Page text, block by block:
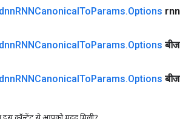
RNNCanonicalToParams.Options rnn
RNNCanonicalToParams.Options बीज
RNNCanonicalToParams.Options